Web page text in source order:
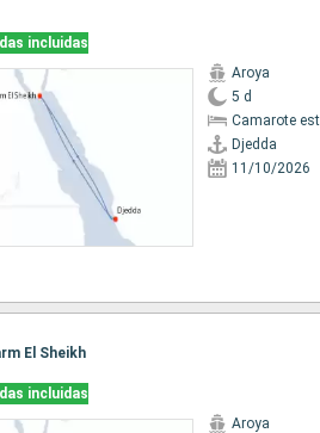
incluidas
Aroya
5 d
Camarote
Djedda
11/10/2026
El Sheikh
incluidas
Aroya